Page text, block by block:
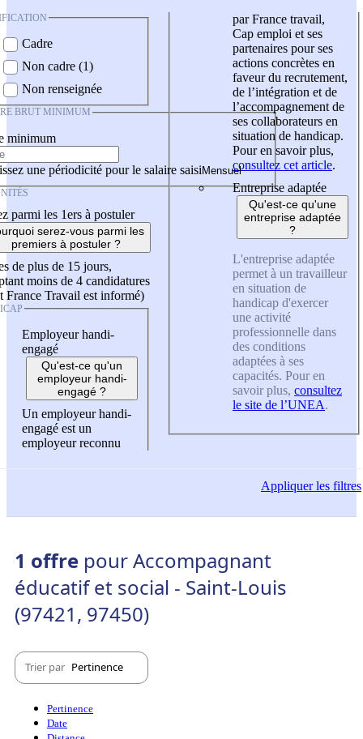
Cadre
Non cadre (1)
Non renseignée
BRUT MINIMUM
minimum
une périodicité pour le salaire saisi
parmi les 1ers à postuler
serez-vous parmi les
premiers à postuler ?
de plus de 15 jours,
moins de 4 candidatures
France Travail est informé)
Employeur handi-
engagé
Qu'est-ce qu'un
employeur handi-
engagé ?
Un employeur handi-
engagé est un
employeur reconnu
par France travail,
Cap emploi et ses
partenaires pour ses
actions concrètes en
faveur du recrutement,
de l’intégration et de
l’accompagnement de
ses collaborateurs en
situation de handicap.
Pour en savoir plus,
consultez cet article.
Entreprise adaptée
Qu'est-ce qu'une
entreprise adaptée
?
L'entreprise adaptée
permet à un travailleur
en situation de
handicap d'exercer
une activité
professionnelle dans
des conditions
adaptées à ses
capacités. Pour en
savoir plus, consultez
le site de l’UNEA.
Appliquerles filtres
1 offre pour Accompagnant
éducatif et social - Saint-Louis
(97421, 97450)
Trier par Pertinence
Pertinence
Date